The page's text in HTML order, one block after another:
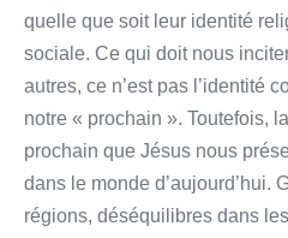
quelle que soit leur identité
sociale. Ce qui doit nous
autres, ce n’est pas l’identité
notre « prochain ». Toutefois,
prochain que Jésus nous
dans le monde d’aujourd’hui.
régions, déséquilibres dans